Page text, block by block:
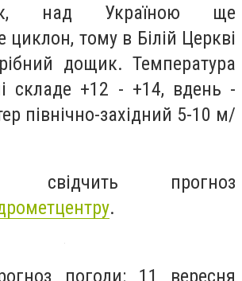
над Україною ще
циклон, тому в Білій Церкві
дощик. Температура
складе +12 - +14, вдень -
північно-західний 5-10 м/
прогноз
.
погоди: 11 вересня